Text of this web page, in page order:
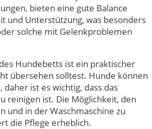
bieten eine gute Balance
und Unterstützung, was besonders
solche mit Gelenkproblemen
Hundebetts ist ein praktischer
übersehen solltest. Hunde können
ist es wichtig, dass das
reinigen ist. Die Möglichkeit, den
und in der Waschmaschine zu
die Pflege erheblich.